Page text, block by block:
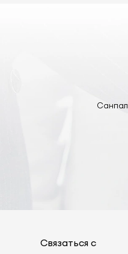
Санпал
Связаться с